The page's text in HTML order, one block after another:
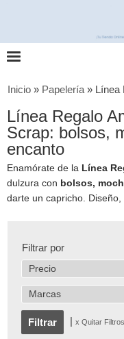
Inicio » Papelería» Línea
Línea Regalo
Scrap: bolsos,
encanto
Enamórate de la Línea
dulzura con bolsos,
darte un capricho.
Filtrar por
Precio
Marcas
| x Quitar Filtros